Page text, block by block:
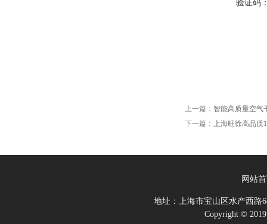
验证码
上一篇： 智能高质量空气
下一篇： 上海旺徐高品质
网站
地址：上海市宝山区水产西路
Copyright ©